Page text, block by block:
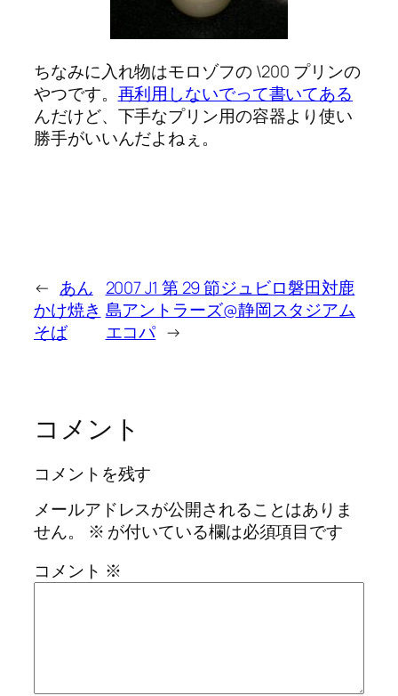
ちなみに入れ物はモロゾフの \200 プリンの
やつです。 再利用しないでって書いてある
んだけど、下手なプリン用の容器より使い
勝手がいいんだよねぇ。
← あん
かけ焼き
そば
2007 J1 第 29 節ジュビロ磐田対鹿
島アントラーズ@静岡スタジアム
エコパ →
コメント
コメントを残す
メールアドレスが公開されることはありま
せん。
※ が付いている欄は必須項目です
コメント ※